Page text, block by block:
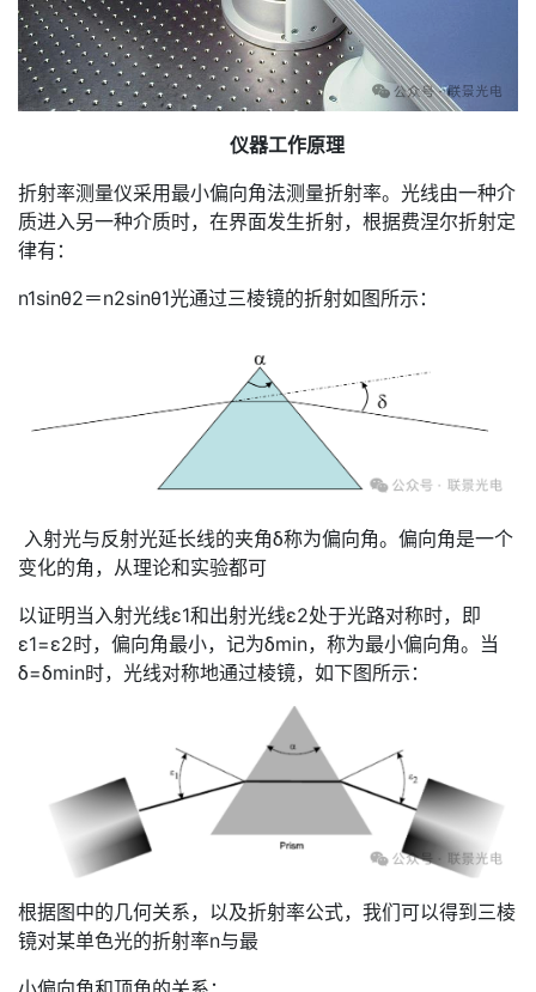
仪器工作原理
折射率测量仪采用最小偏向角法测量折射率。光线由一种介
质进入另一种介质时，在界面发生折射，根据费涅尔折射定
律有：
n1sinθ2＝n2sinθ1光通过三棱镜的折射如图所示：
入射光与反射光延长线的夹角δ称为偏向角。偏向角是一个
变化的角，从理论和实验都可
以证明当入射光线ε1和出射光线ε2处于光路对称时，即
ε1=ε2时，偏向角最小，记为δmin，称为最小偏向角。当
δ=δmin时，光线对称地通过棱镜，如下图所示：
根据图中的几何关系，以及折射率公式，我们可以得到三棱
镜对某单色光的折射率n与最